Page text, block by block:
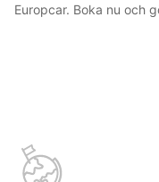
Europcar. Boka nu och